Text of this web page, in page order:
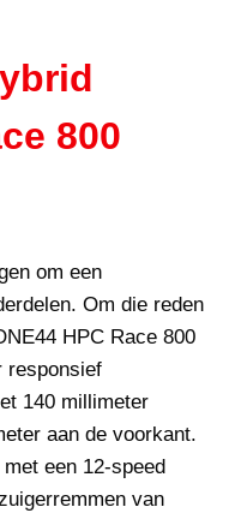
800
om een
Om die reden
HPC Race 800
responsief
140 millimeter
aan de voorkant.
een 12-speed
van